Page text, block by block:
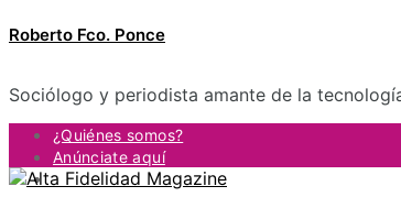
Roberto Fco. Ponce
Sociólogo y periodista amante de la
¿Quiénes somos?
Anúnciate aquí
Contacto